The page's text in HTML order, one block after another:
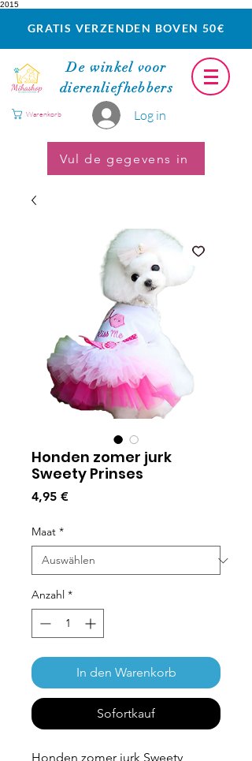
2015
GRATIS VERZENDEN BOVEN 50€
De winkel voor
dierenliefhebbers
Log in
Warenkorb
Vul de gegevens in
Honden zomer jurk
Sweety Prinses
4,95 €Preis
Maat *
Anzahl *
In den Warenkorb
Sofortkauf
Honden zomer jurk Sweety